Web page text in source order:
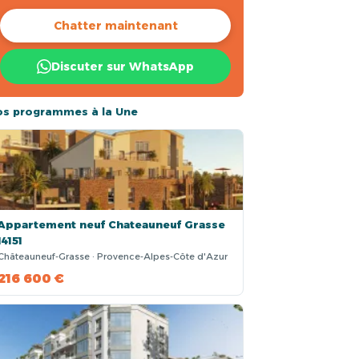
Chatter maintenant
Discuter sur WhatsApp
programmes à la Une
neuf Chateauneuf Grasse
Grasse · Provence-Alpes-Côte d'Azur
600 €